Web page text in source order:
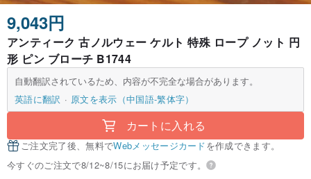
9,043円
アンティーク 古ノルウェー ケルト 特殊 ロープ ノット 円
形 ピン ブローチ B1744
自動翻訳されているため、内容が不完全な場合があります。
英語に翻訳
原文を表示（中国語-繁体字）
カートに入れる
ご注文完了後、無料でWebメッセージカードを作成できます。
今すぐのご注文で8/12~8/15にお届け予定です。